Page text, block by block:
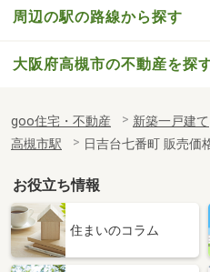
周辺の駅の路線から探す
大阪府高槻市の不動産を探
goo住宅・不動産 新築一戸建て
高槻市駅
日吉台七番町 販売価
お役立ち情報
住まいのコラム